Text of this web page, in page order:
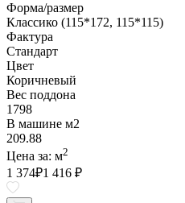
Форма/размер
Классико (115*172, 115*115)
Фактура
Стандарт
Цвет
Коричневый
Вес поддона
1798
В машине м2
209.88
Цена за: м2
1 374₽1 416 ₽